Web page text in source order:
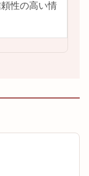
性の高い情